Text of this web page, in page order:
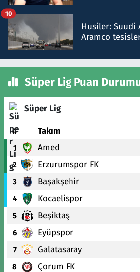
Husiler: Suudi
Aramco
10
Süper Lig Puan
Süper Lig
# Takım
1 Amed
2 Erzurumspor FK
3 Başakşehir
4 Kocaelispor
5 Beşiktaş
6 Eyüpspor
7 Galatasaray
8 Çorum FK